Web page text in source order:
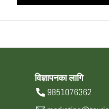
विज्ञापनका लागि
9851076362